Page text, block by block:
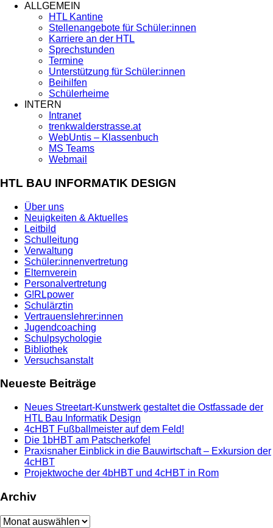
ALLGEMEIN
HTL Kantine
Stellenangebote für Schüler:innen
Karriere an der HTL
Sprechstunden
Termine
Unterstützung für Schüler:innen
Beihilfen
Schülerheime
INTERN
Intranet
trenkwalderstrasse.at
WebUntis – Klassenbuch
MS Teams
Webmail
HTL BAU INFORMATIK DESIGN
Über uns
Neuigkeiten & Aktuelles
Leitbild
Schulleitung
Verwaltung
Schüler:innenvertretung
Elternverein
Personalvertretung
G!RLpower
Schulärztin
Vertrauenslehrer:innen
Jugendcoaching
Schulpsychologie
Bibliothek
Versuchsanstalt
Neueste Beiträge
Neues Streetart-Kunstwerk gestaltet die Ostfassade der
HTL Bau Informatik Design
4cHBT Fußballmeister auf dem Feld!
Die 1bHBT am Patscherkofel
Praxisnaher Einblick in die Bauwirtschaft – Exkursion der
4cHBT
Projektwoche der 4bHBT und 4cHBT in Rom
Archiv
Archiv